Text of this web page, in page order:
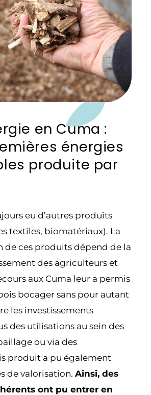
en Cuma :
énergies
produite par
eu d’autres produits
textiles, biomatériaux). La
de ces produits dépend de la
des agriculteurs et
aux Cuma leur a permis
bocager sans pour autant
les investissements
des utilisations au sein des
ou via des
produit a pu également
de valorisation. Ainsi, des
ont pu entrer en